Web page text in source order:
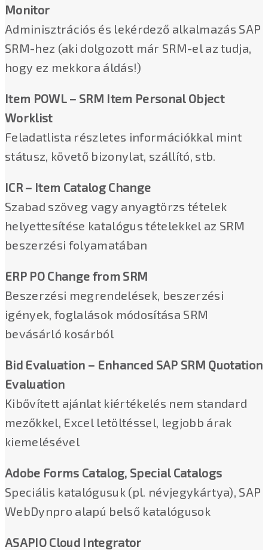
Monitor
Adminisztrációs és lekérdező alkalmazás SAP
SRM-hez (aki dolgozott már SRM-el az tudja,
hogy ez mekkora áldás!)
Item POWL – SRM Item Personal Object
Worklist
Feladatlista részletes információkkal mint
státusz, követő bizonylat, szállító, stb.
ICR – Item Catalog Change
Szabad szöveg vagy anyagtörzs tételek
helyettesítése katalógus tételekkel az SRM
beszerzési folyamatában
ERP PO Change from SRM
Beszerzési megrendelések, beszerzési
igények, foglalások módosítása SRM
bevásárló kosárból
Bid Evaluation – Enhanced SAP SRM Quotation
Evaluation
Kibővített ajánlat kiértékelés nem standard
mezőkkel, Excel letöltéssel, legjobb árak
kiemelésével
Adobe Forms Catalog, Special Catalogs
Speciális katalógusuk (pl. névjegykártya), SAP
WebDynpro alapú belső katalógusok
ASAPIO Cloud Integrator